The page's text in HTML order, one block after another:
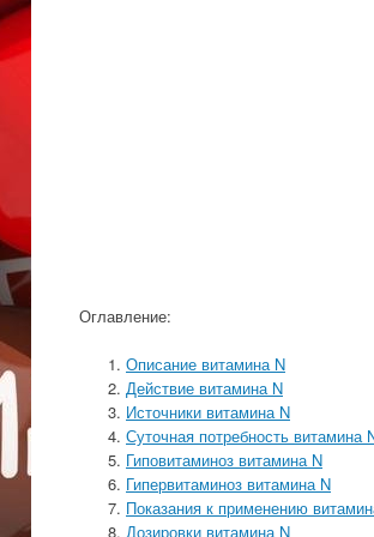
Оглавление:
Описание витамина N
Действие витамина N
Источники витамина N
Суточная потребность витамина
Гиповитаминоз витамина N
Гипервитаминоз витамина N
Показания к применению
Дозировки витамина N